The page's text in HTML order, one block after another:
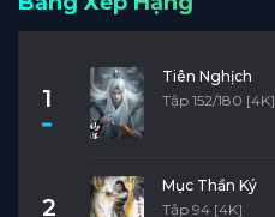
1
Tiên Nghịch
Tập 152/180 [4K]
2
Mục Thần Ký
Tập 94 [4K]